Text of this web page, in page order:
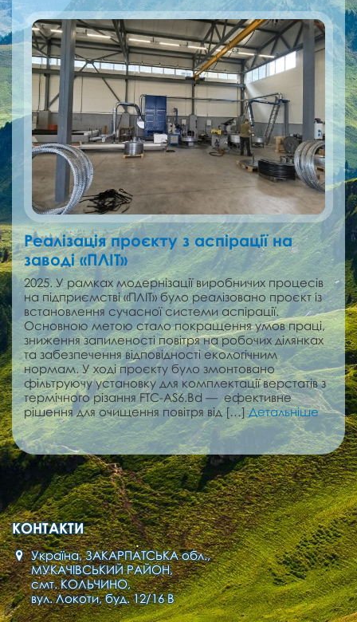
Реалізація проєкту з аспірації на
заводі «ПЛІТ»
2025. У рамках модернізації виробничих процесів
на підприємстві «ПЛІТ» було реалізовано проєкт із
встановлення сучасної системи аспірації.
Основною метою стало покращення умов праці,
зниження запиленості повітря на робочих ділянках
та забезпечення відповідності екологічним
нормам. У ході проєкту було змонтовано
фільтруючу установку для комплектації верстатів з
термічного різання FTC-AS6.Bd — ефективне
рішення для очищення повітря від […]Детальніше
КОНТАКТИ
Україна, ЗАКАРПАТСЬКА обл.,
МУКАЧІВСЬКИЙ РАЙОН,
смт. КОЛЬЧИНО,
вул. Локоти, буд. 12/16 В